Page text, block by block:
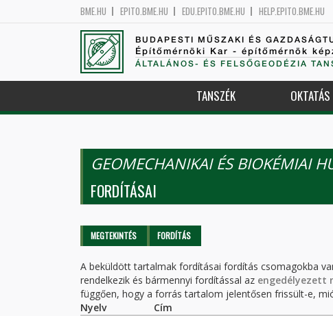
BME.HU EPITO.BME.HU EDU.EPITO.BME.HU HELP.EPITO.BME.HU
BUDAPESTI MŰSZAKI ÉS
Építőmérnöki Kar - építőmérnök
ÁLTALÁNOS- ÉS FELSŐGEODÉZIA
TANSZÉK OKTATÁS
GEOMECHANIKAI ÉS BIOKÉMIAI
FORDÍTÁSAI
Elsődleges fülek
MEGTEKINTÉS FORDÍTÁS
A beküldött tartalmak fordításai fordítás csomagokba
rendelkezik és bármennyi fordítással az engedélyezett
függően, hogy a forrás tartalom jelentősen frissült-e,
Nyelv
Cím